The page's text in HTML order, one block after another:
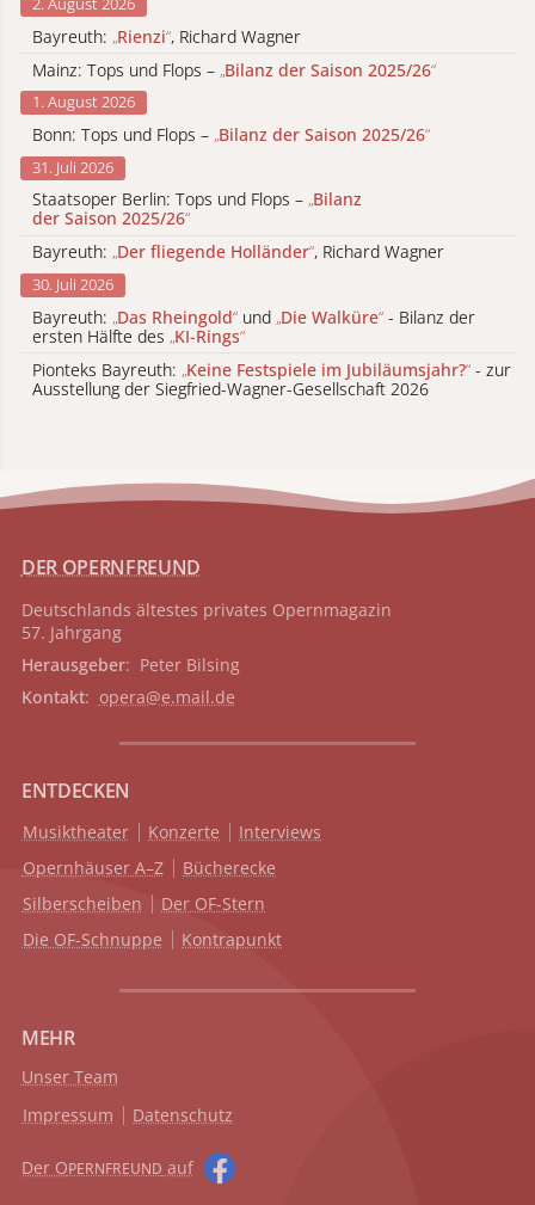
Bayreuth: „Rienzi“, Richard Wagner
Mainz: Tops und Flops – „Bilanz der Saison 2025/26“
1. August 2026
Bonn: Tops und Flops – „Bilanz der Saison 2025/26“
31. Juli 2026
Staatsoper Berlin: Tops und Flops – „Bilanz
der Saison 2025/26“
Bayreuth: „Der fliegende Holländer“, Richard Wagner
30. Juli 2026
Bayreuth: „Das Rheingold“ und „Die Walküre“ - Bilanz der
ersten Hälfte des „KI-Rings“
Pionteks Bayreuth: „Keine Festspiele im Jubiläumsjahr?“ - zur
Ausstellung der Siegfried-Wagner-Gesellschaft 2026
DER OPERNFREUND
Deutschlands ältestes privates Opernmagazin
57. Jahrgang
Herausgeber: Peter Bilsing
Kontakt: opera@e.mail.de
ENTDECKEN
Musiktheater Konzerte
Interviews
Opernhäuser A–Z
Bücherecke
Silberscheiben
Der OF-Stern
Die OF-Schnuppe
Kontrapunkt
MEHR
Unser Team
Impressum
Datenschutz
Der OPERNFREUND auf